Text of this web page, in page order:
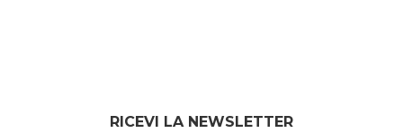
RICEVI LA NEWSLETTER